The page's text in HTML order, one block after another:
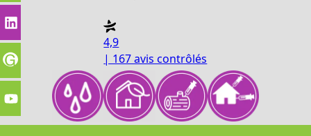
4,9
| 167 avis contrôlés